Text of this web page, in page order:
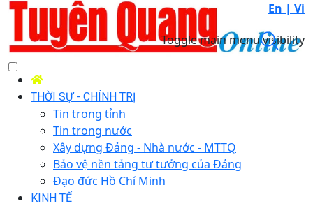
En | Vi
Toggle main menu visibility
THỜI SỰ - CHÍNH TRỊ
Tin trong tỉnh
Tin trong nước
Xây dựng Đảng - Nhà nước - MTTQ
Bảo vệ nền tảng tư tưởng của Đảng
Đạo đức Hồ Chí Minh
KINH TẾ